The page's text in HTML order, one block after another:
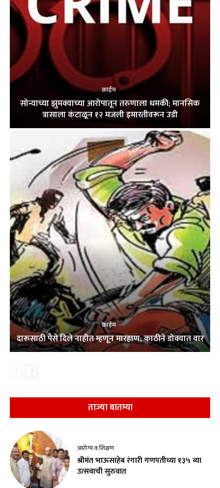
क्राईम
सोन्याच्या झुमक्याच्या आरोपातून तरुणाला धमकी; मानसिक
त्रासाला कंटाळून १२ मजली इमारतीवरून उडी
क्राईम
दारूसाठी पैसे दिले नाहीत म्हणून मारहाण; काठीने डोक्यात वार
ताज्या बातम्या
आरोग्य व शिक्षण
श्रीमंत भाऊसाहेब रंगारी गणपतीच्या १३५ व्या
उत्सवाची सुरुवात